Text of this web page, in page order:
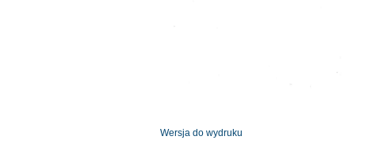
Wersja do wydruku